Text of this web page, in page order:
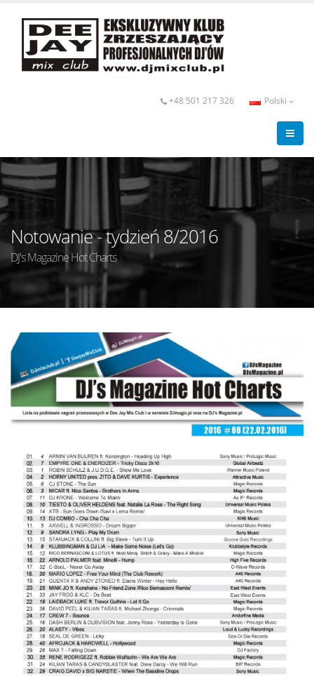
+48 501 217 326 Polski
Notowanie - tydzień 8/2016
DJ's Magazine Hot Charts